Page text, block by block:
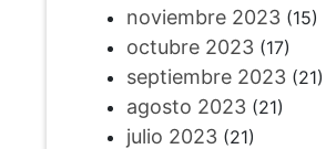
noviembre 2023(15)
octubre 2023(17)
septiembre 2023(21)
agosto 2023(21)
julio 2023(21)